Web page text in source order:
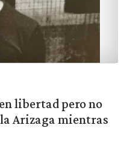
libertad pero no
Arizaga mientras